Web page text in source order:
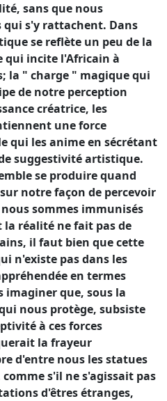
sans que nous
qui s'y rattachent. Dans
se reflète un peu de la
qui incite l'Africain à
la " charge " magique qui
de notre perception
créatrice, les
une force
qui les anime en sécrétant
suggestivité artistique.
se produire quand
notre façon de percevoir
sommes immunisés
la réalité ne fait pas de
il faut bien que cette
n'existe pas dans les
en termes
que, sous la
nous protège, subsiste
à ces forces
la frayeur
d'entre nous les statues
s'il ne s'agissait pas
d'êtres étranges,